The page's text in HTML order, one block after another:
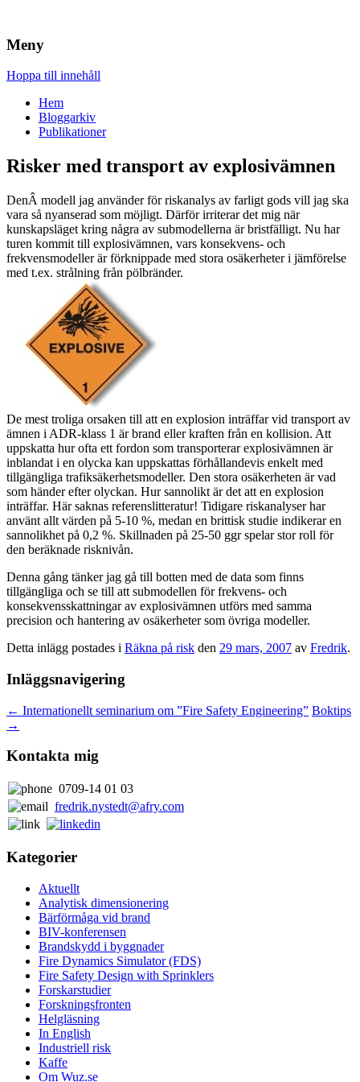
Wuz
Meny
Hoppa till innehåll
Hem
Bloggarkiv
Publikationer
Risker med transport av explosivämnen
DenÂ modell jag använder för riskanalys av farligt gods vill jag ska
vara så nyanserad som möjligt. Därför irriterar det mig när
kunskapsläget kring några av submodellerna är bristfälligt. Nu har
turen kommit till explosivämnen, vars konsekvens- och
frekvensmodeller är förknippade med stora osäkerheter i jämförelse
med t.ex. strålning från pölbränder.
De mest troliga orsaken till att en explosion inträffar vid transport av
ämnen i ADR-klass 1 är brand eller kraften från en kollision. Att
uppskatta hur ofta ett fordon som transporterar explosivämnen är
inblandat i en olycka kan uppskattas förhållandevis enkelt med
tillgängliga trafiksäkerhetsmodeller. Den stora osäkerheten är vad
som händer efter olyckan. Hur sannolikt är det att en explosion
inträffar. Här saknas referenslitteratur! Tidigare riskanalyser har
använt allt värden på 5-10 %, medan en brittisk studie indikerar en
sannolikhet på 0,2 %. Skillnaden på 25-50 ggr spelar stor roll för
den beräknade risknivån.
Denna gång tänker jag gå till botten med de data som finns
tillgängliga och se till att submodellen för frekvens- och
konsekvensskattningar av explosivämnen utförs med samma
precision och hantering av osäkerheter som övriga modeller.
Detta inlägg postades i Räkna på risk den 29 mars, 2007 av Fredrik.
Inläggsnavigering
← Internationellt seminarium om ”Fire Safety Engineering” Boktips
→
Kontakta mig
0709-14 01 03
fredrik.nystedt@afry.com
Kategorier
Aktuellt
Analytisk dimensionering
Bärförmåga vid brand
BIV-konferensen
Brandskydd i byggnader
Fire Dynamics Simulator (FDS)
Fire Safety Design with Sprinklers
Forskarstudier
Forskningsfronten
Helgläsning
In English
Industriell risk
Kaffe
Om Wuz.se